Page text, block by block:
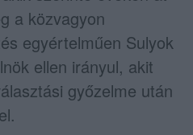
a közvagyon
egyértelműen Sulyok
ellen irányul, akit
győzelme után